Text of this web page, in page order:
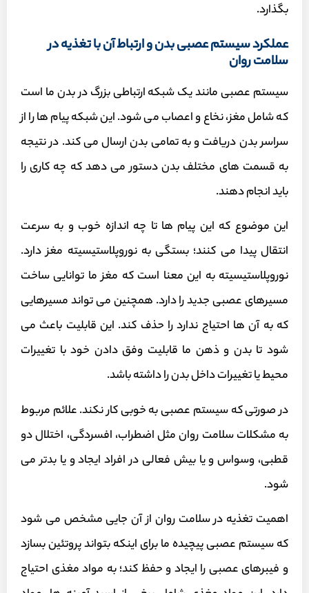
بگذارد.
عملکرد سیستم عصبی بدن و ارتباط آن با تغذیه در
سلامت روان
سیستم عصبی مانند یک شبکه ارتباطی بزرگ در بدن ما است
که شامل مغز، نخاع و اعصاب می شود. این شبکه پیام ها را از
سراسر بدن دریافت و به تمامی بدن ارسال می کند. در نتیجه
به قسمت های مختلف بدن دستور می دهد که چه کاری را
باید انجام دهند.
این موضوع که این پیام ها تا چه اندازه خوب و به سرعت
انتقال پیدا می کنند؛ بستگی به نوروپلاستیسیته مغز دارد.
نوروپلاستیسیته به این معنا است که مغز ما توانایی ساخت
مسیرهای عصبی جدید را دارد. همچنین می تواند مسیرهایی
که به آن ها احتیاج ندارد را حذف کند. این قابلیت باعث می
شود تا بدن و ذهن ما قابلیت وفق دادن خود با تغییرات
محیط یا تغییرات داخل بدن را داشته باشد.
در صورتی که سیستم عصبی به خوبی کار نکند. علائم مربوط
به مشکلات سلامت روان مثل اضطراب، افسردگی، اختلال دو
قطبی، وسواس و یا بیش فعالی در افراد ایجاد و یا بدتر می
شود.
اهمیت تغذیه در سلامت روان از آن جایی مشخص می شود
که سیستم عصبی پیچیده ما برای اینکه بتواند پروتئین بسازد
و فیبرهای عصبی را ایجاد و حفظ کند؛ به مواد مغذی احتیاج